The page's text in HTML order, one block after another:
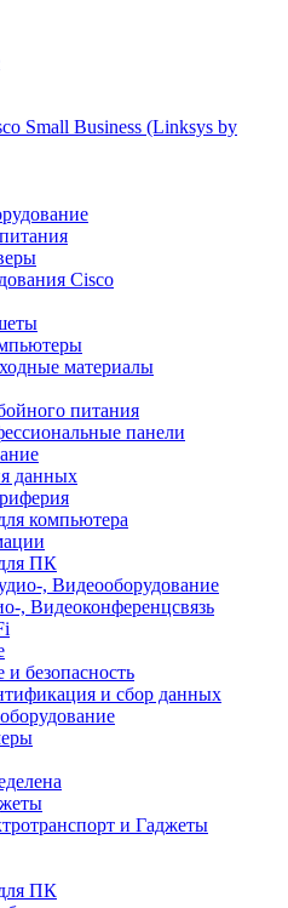
Small Business (Linksys by
Cisco
материалы
питания
панели
данных
компьютера
ПК
, Видеооборудование
, Видеоконференцсвязь
безопасность
и сбор данных
и Гаджеты
ПК